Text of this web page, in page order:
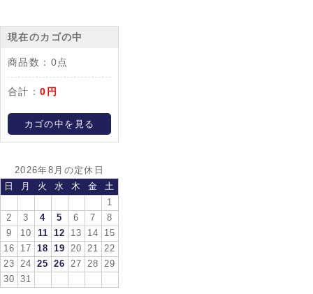
現在のカゴの中
商品数： 0点
合計：0円
カゴの中を見る
2026年8月の定休日
日
月 火 水 木 金
土
1
2
3 4 5 6 7
8
9
10 11 12 13 14
15
16
17 18 19 20 21
22
23
24 25 26 27 28
29
30
31